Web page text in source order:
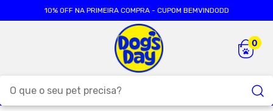
10% OFF NA PRIMEIRA COMPRA - CUPOM BEMVINDODD